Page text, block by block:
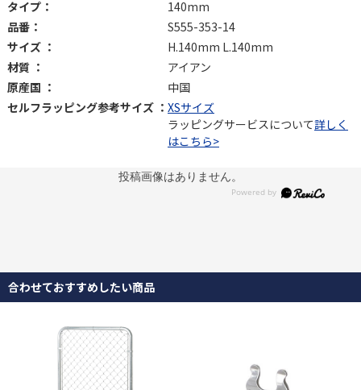
タイプ：
140mm
品番：
S555-353-14
サイズ ：
H.140mm L.140mm
材質 ：
アイアン
原産国 ：
中国
セルフラッピング参考サイズ ： XSサイズ
ラッピングサービスについて詳しく
はこちら>
投稿画像はありません。
合わせておすすめしたい商品